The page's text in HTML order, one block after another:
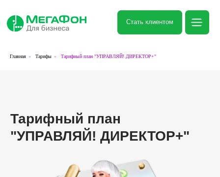
Главная » Тарифы » Тарифный план "УПРАВЛЯЙ! ДИРЕКТОР+"